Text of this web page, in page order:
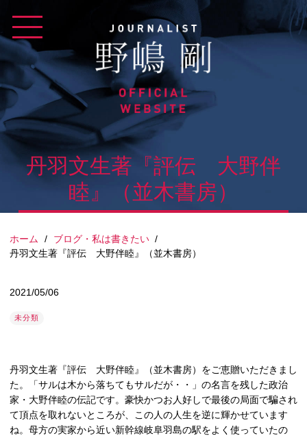
content
丹羽文生著『評伝 大野伴
睦』（並木書房）
ホーム / ブログ・私は書きたい /
丹羽文生著『評伝 大野伴睦』（並木書房）
2021/05/06
未分類
丹羽文生著『評伝 大野伴睦』（並木書房）をご恵贈いただきまし
た。「サルは木から落ちてもサルだが・・」の名言を残した政治
家・大野伴睦の伝記です。豪快かつお人好しで最後の局面で騙され
て頂点を取れないところが、この人の人生を逆に輝かせています
ね。母方の実家から近い新幹線岐阜羽島の駅をよく使っていたの